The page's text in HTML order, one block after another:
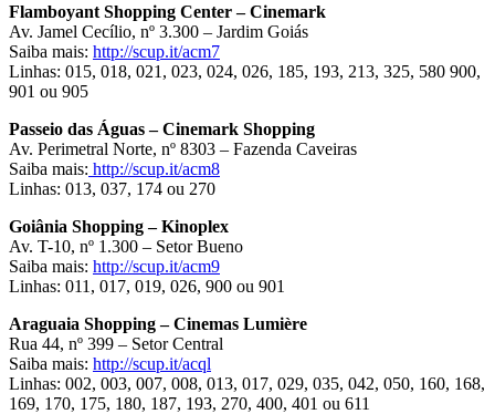
Flamboyant Shopping Center – Cinemark
Av. Jamel Cecílio, nº 3.300 – Jardim Goiás
Saiba mais: http://scup.it/acm7
Linhas: 015, 018, 021, 023, 024, 026, 185, 193, 213, 325, 580 900,
901 ou 905
Passeio das Águas – Cinemark Shopping
Av. Perimetral Norte, nº 8303 – Fazenda Caveiras
Saiba mais: http://scup.it/acm8
Linhas: 013, 037, 174 ou 270
Goiânia Shopping – Kinoplex
Av. T-10, nº 1.300 – Setor Bueno
Saiba mais: http://scup.it/acm9
Linhas: 011, 017, 019, 026, 900 ou 901
Araguaia Shopping – Cinemas Lumière
Rua 44, nº 399 – Setor Central
Saiba mais: http://scup.it/acql
Linhas: 002, 003, 007, 008, 013, 017, 029, 035, 042, 050, 160, 168,
169, 170, 175, 180, 187, 193, 270, 400, 401 ou 611